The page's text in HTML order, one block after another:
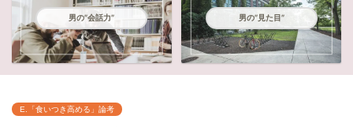
男の"会話力" 男の"見た目"
E.「食いつき高める」論考